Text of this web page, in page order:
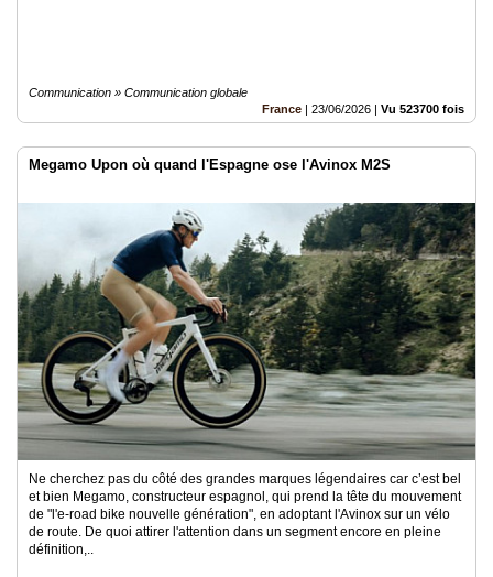
Communication » Communication globale
France | 23/06/2026 | Vu 523700 fois
Megamo Upon où quand l'Espagne ose l'Avinox M2S
Ne cherchez pas du côté des grandes marques légendaires car c’est bel
et bien Megamo, constructeur espagnol, qui prend la tête du mouvement
de "l'e-road bike nouvelle génération", en adoptant l'Avinox sur un vélo
de route. De quoi attirer l'attention dans un segment encore en pleine
définition,..